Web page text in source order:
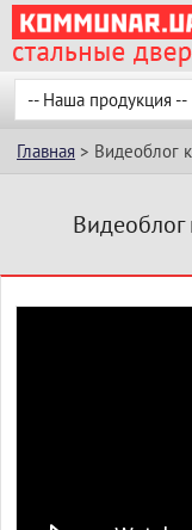
-- Наша продукция --
Главная >